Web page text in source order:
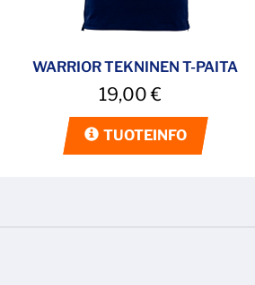
WARRIOR TEKNINEN T-PAITA
19,00€
TUOTEINFO